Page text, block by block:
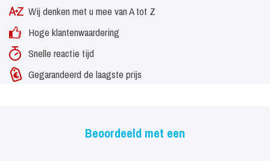
Wij denken met u mee van A tot Z
Hoge klantenwaardering
Snelle reactie tijd
Gegarandeerd de laagste prijs
Beoordeeld met een